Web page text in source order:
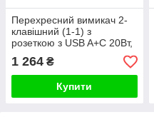
Перехресний вимикач 2-
клавішний (1-1) з
розеткою з USB A+C 20Вт,
заземлення, LUXION 16А
230 В, золото скло
1 264 ₴
Купити